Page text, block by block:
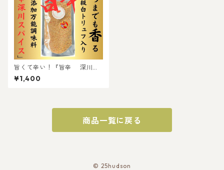
旨くて辛い！『旨辛 深川ス
パイス』
¥1,400
商品一覧に戻る
© 25hudson